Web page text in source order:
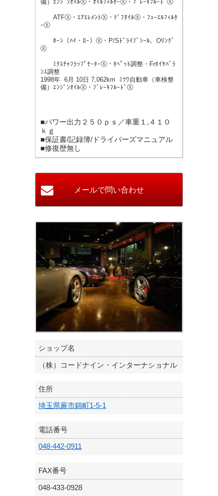
備）ｴﾝｼﾞﾝｵｲﾙⓍ・ｵｲﾙﾌｨﾙﾀｰⓍ・ﾌﾞﾚｰｷﾌﾙｰﾄﾞⓍ
ATFⓍ・ｴｱｴﾚﾒﾝﾄⓍ・ﾃﾞﾌｵｲﾙⓍ・ﾌｭｰｴﾙﾌｨﾙﾀ
ｰⓍ
ﾎｰﾝ（ﾊｲ・ﾛｰ）Ⓧ・P/Sﾄﾞﾗｲﾌﾞｼｰﾙ、Oﾘﾝｸﾞ
Ⓧ
ﾐｸｽﾁｬﾌﾗｯﾌﾟﾓｰﾀｰⓍ・ﾀﾍﾟｯﾄ調整・Frﾀｲﾔﾊﾞﾗ
ﾝｽ調整
1998年 6月 10 日 7,062km ﾐﾂﾜ自動車（車検整
備）ｴﾝｼﾞﾝｵｲﾙⓍ ・ﾌﾞﾚｰｷﾌﾙｰﾄﾞ Ⓧ
■パワー出力２５０ｐｓ／車重１,４１０
ｋｇ
■保証書/記録簿/ドライバーズマニュアル
■修復歴無し
ショップ名
（株）コードナイン・インターナショナル
住所
埼玉県蕨市錦町1-5-1
電話番号
048-442-0911
FAX番号
048-433-0928